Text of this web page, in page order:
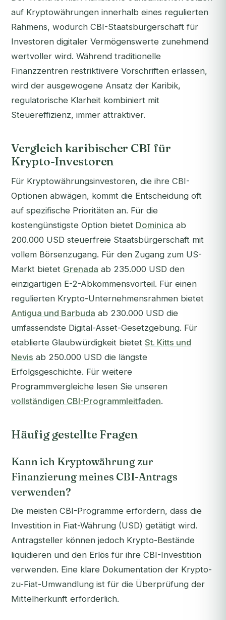
auf Kryptowährungen innerhalb eines regulierten
Rahmens, wodurch CBI-Staatsbürgerschaft für
Investoren digitaler Vermögenswerte zunehmend
wertvoller wird. Während traditionelle
Finanzzentren restriktivere Vorschriften erlassen,
wird der ausgewogene Ansatz der Karibik,
regulatorische Klarheit kombiniert mit
Steuereffizienz, immer attraktiver.
Vergleich karibischer CBI für
Krypto-Investoren
Für Kryptowährungsinvestoren, die ihre CBI-
Optionen abwägen, kommt die Entscheidung oft
auf spezifische Prioritäten an. Für die
kostengünstigste Option bietet Dominica ab
200.000 USD steuerfreie Staatsbürgerschaft mit
vollem Börsenzugang. Für den Zugang zum US-
Markt bietet Grenada ab 235.000 USD den
einzigartigen E-2-Abkommensvorteil. Für einen
regulierten Krypto-Unternehmensrahmen bietet
Antigua und Barbuda ab 230.000 USD die
umfassendste Digital-Asset-Gesetzgebung. Für
etablierte Glaubwürdigkeit bietet St. Kitts und
Nevis ab 250.000 USD die längste
Erfolgsgeschichte. Für weitere
Programmvergleiche lesen Sie unseren
vollständigen CBI-Programmleitfaden.
Häufig gestellte Fragen
Kann ich Kryptowährung zur
Finanzierung meines CBI-Antrags
verwenden?
Die meisten CBI-Programme erfordern, dass die
Investition in Fiat-Währung (USD) getätigt wird.
Antragsteller können jedoch Krypto-Bestände
liquidieren und den Erlös für ihre CBI-Investition
verwenden. Eine klare Dokumentation der Krypto-
zu-Fiat-Umwandlung ist für die Überprüfung der
Mittelherkunft erforderlich.